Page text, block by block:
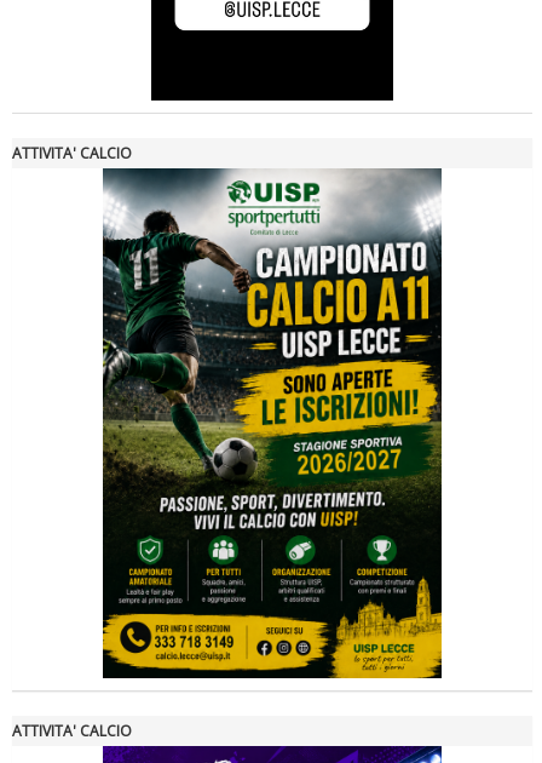
Tiziano Pesce a Radio InBlu2000 traccia il bilancio della stagione
Ddl Lobby, Uisp: “Il Parlamento valorizzi le nostre specificità"
ATTIVITA' CALCIO
ATTIVITA' CALCIO